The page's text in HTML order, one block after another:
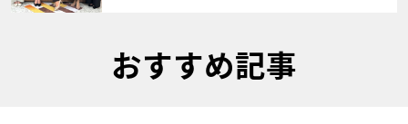
おすすめ記事